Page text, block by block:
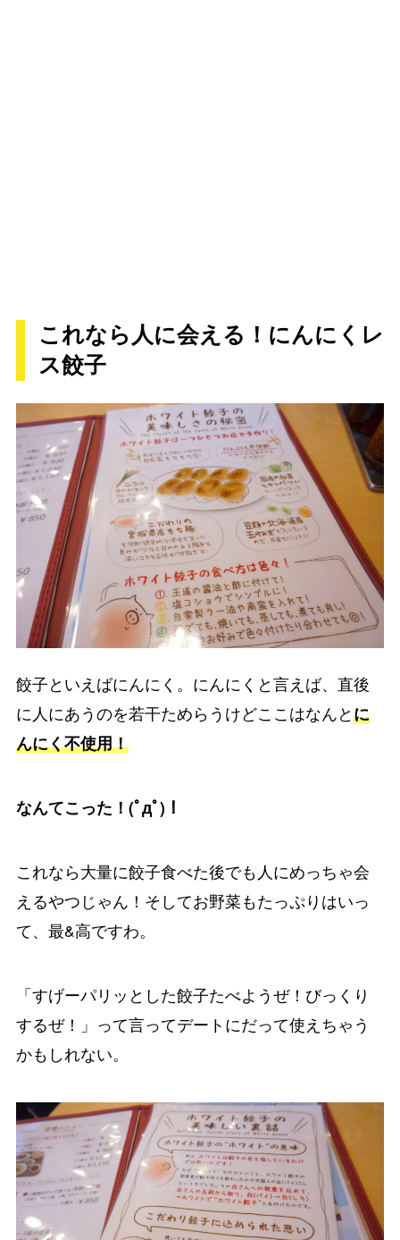
これなら人に会える！にんにくレ
ス餃子
餃子といえばにんにく。にんにくと言えば、直後
に人にあうのを若干ためらうけどここはなんとに
んにく不使用！
なんてこった！(ﾟдﾟ)！
これなら大量に餃子食べた後でも人にめっちゃ会
えるやつじゃん！そしてお野菜もたっぷりはいっ
て、最&高ですわ。
「すげーパリッとした餃子たべようぜ！びっくり
するぜ！」って言ってデートにだって使えちゃう
かもしれない。